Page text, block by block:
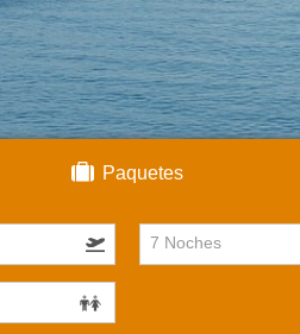
Paquetes
7 Noches